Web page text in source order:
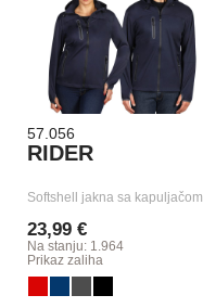
57.056
RIDER
Softshell jakna sa kapuljačom
23,99 €
Na stanju: 1.964
Prikaz zaliha